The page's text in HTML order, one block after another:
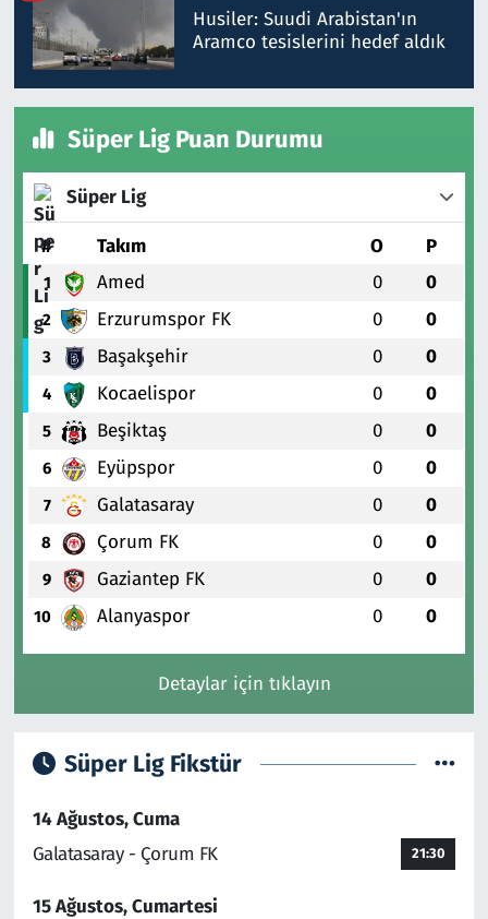
Husiler: Suudi Arabistan'ın
Aramco tesislerini hedef aldık
Süper Lig Puan Durumu
Süper Lig
# Takım O P
1 Amed 0 0
2 Erzurumspor FK 0 0
3 Başakşehir 0 0
4 Kocaelispor 0 0
5 Beşiktaş 0 0
6 Eyüpspor 0 0
7 Galatasaray 0 0
8 Çorum FK 0 0
9 Gaziantep FK 0 0
10 Alanyaspor 0 0
Detaylar için tıklayın
Süper Lig Fikstür
14 Ağustos, Cuma
Galatasaray - Çorum FK
21:30
15 Ağustos, Cumartesi